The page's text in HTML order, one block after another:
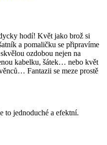
hodí! Květ jako brož si
a pomaličku se připravíme
ozdobou nejen na
kabelku, šátek… nebo květ
Fantazii se meze prostě
to jednoduché a efektní.